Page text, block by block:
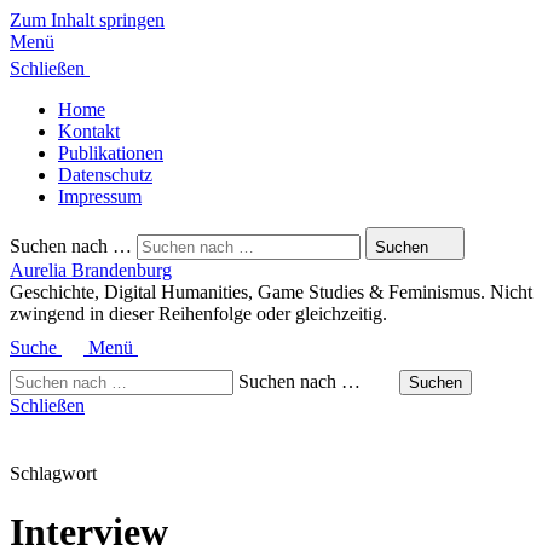
Zum Inhalt springen
Menü
Schließen
Home
Kontakt
Publikationen
Datenschutz
Impressum
Suchen nach … Suchen
Aurelia Brandenburg
Geschichte, Digital Humanities, Game Studies & Feminismus. Nicht
zwingend in dieser Reihenfolge oder gleichzeitig.
Suche
Menü
Suchen nach …
Suchen
Schließen
Schlagwort
Interview